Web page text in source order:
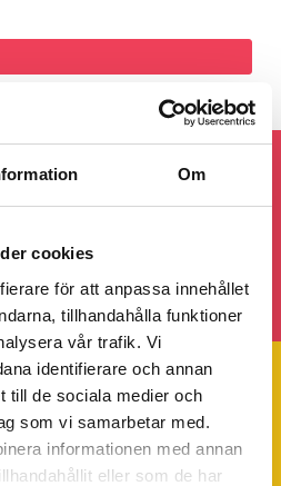
Om
cookies
för att anpassa innehållet
tillhandahålla funktioner
vår trafik. Vi
identifierare och annan
till de sociala medier och
som vi samarbetar med.
informationen med annan
eller som de har
på sociala medier!